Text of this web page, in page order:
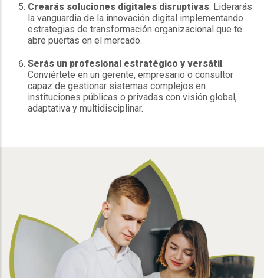
Crearás soluciones digitales disruptivas. Liderarás
la vanguardia de la innovación digital implementando
estrategias de transformación organizacional que te
abre puertas en el mercado.
Serás un profesional estratégico y versátil.
Conviértete en un gerente, empresario o consultor
capaz de gestionar sistemas complejos en
instituciones públicas o privadas con visión global,
adaptativa y multidisciplinar.